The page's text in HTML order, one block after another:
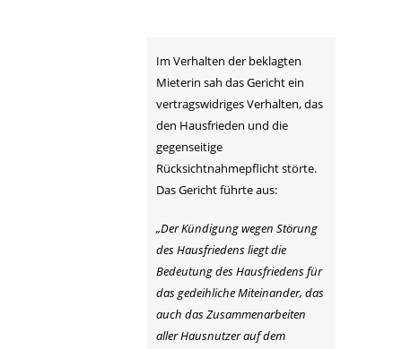
Im Verhalten der beklagten
Mieterin sah das Gericht ein
vertragswidriges Verhalten, das
den Hausfrieden und die
gegenseitige
Rücksichtnahmepflicht störte.
Das Gericht führte aus:
„Der Kündigung wegen Störung
des Hausfriedens liegt die
Bedeutung des Hausfriedens für
das gedeihliche Miteinander, das
auch das Zusammenarbeiten
aller Hausnutzer auf dem